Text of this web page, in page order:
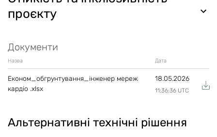
проєкту
Документи
Назва Дата
Економ_обгрунтування_інженер мереж
кардіо .xlsx
18.05.2026
11:36:36 UTC
Альтернативні технічні рішення